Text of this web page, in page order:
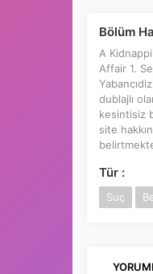
Bölüm
A
Affair 1.
dublajlı
kesintisiz
site
Tür :
Suç